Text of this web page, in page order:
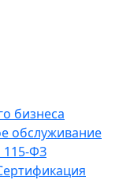
бизнеса
обслуживание
115-ФЗ